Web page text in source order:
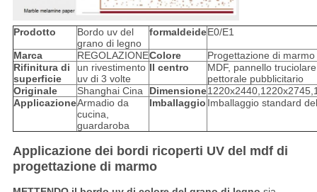
Prodotto
Bordo uv del
grano di legno
formaldeideE0/E1
Marca REGOLAZIONEColore
Progettazione di marmo
Rifinitura di
superficie
un rivestimento
uv di 3 volte
Il centro
MDF, pannello
pettorale pubblicitario
Originale
Shanghai Cina Dimensione
ApplicazioneArmadio da
cucina,
guardaroba
Imballaggio Imballaggio standard
Applicazione dei bordi ricoperti UV del mdf di
progettazione di marmo